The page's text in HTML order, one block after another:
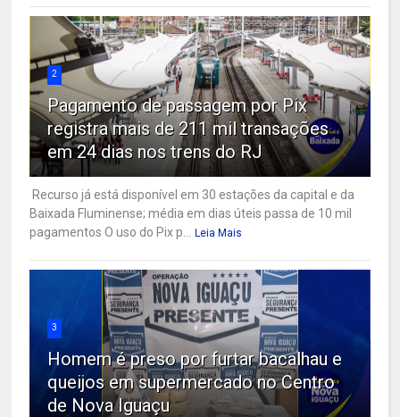
2
Pagamento de passagem por Pix
registra mais de 211 mil transações
em 24 dias nos trens do RJ
Recurso já está disponível em 30 estações da capital e da
Baixada Fluminense; média em dias úteis passa de 10 mil
pagamentos O uso do Pix p... Leia Mais
3
Homem é preso por furtar bacalhau e
queijos em supermercado no Centro
de Nova Iguaçu